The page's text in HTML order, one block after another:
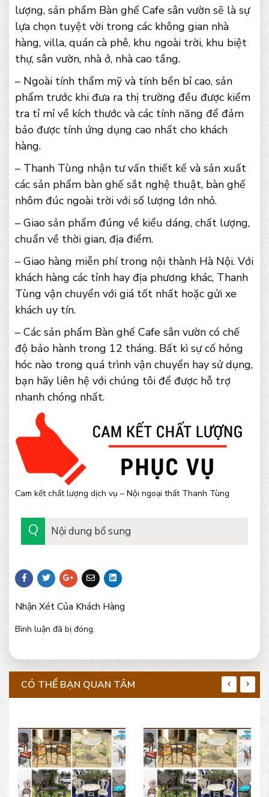
lượng, sản phẩm Bàn ghế Cafe sân vườn sẽ là sự
lựa chọn tuyệt vời trong các không gian nhà
hàng, villa, quán cà phê, khu ngoài trời, khu biệt
thự, sân vườn, nhà ở, nhà cao tầng.
– Ngoài tính thẩm mỹ và tính bền bỉ cao, sản
phẩm trước khi đưa ra thị trường đều được kiểm
tra tỉ mỉ về kích thước và các tính năng để đảm
bảo được tính ứng dụng cao nhất cho khách
hàng.
– Thanh Tùng nhận tư vấn thiết kế và sản xuất
các sản phẩm bàn ghế sắt nghệ thuật, bàn ghế
nhôm đúc ngoài trời với số lượng lớn nhỏ.
– Giao sản phẩm đúng về kiểu dáng, chất lượng,
chuẩn về thời gian, địa điểm.
– Giao hàng miễn phí trong nội thành Hà Nội. Với
khách hàng các tỉnh hay địa phương khác, Thanh
Tùng vận chuyển với giá tốt nhất hoặc gửi xe
khách uy tín.
– Các sản phẩm Bàn ghế Cafe sân vườn có chế
độ bảo hành trong 12 tháng. Bất kì sự cố hỏng
hóc nào trong quá trình vận chuyển hay sử dụng,
bạn hãy liên hệ với chúng tôi để được hỗ trợ
nhanh chóng nhất.
Cam kết chất lượng dịch vụ – Nội ngoại thất Thanh Tùng
Nội dung bổ sung
Nhận Xét Của Khách Hàng
Bình luận đã bị đóng.
CÓ THỂ BẠN QUAN TÂM